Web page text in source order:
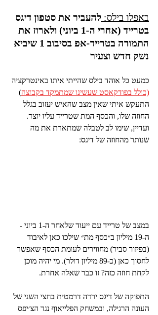
באפלו בילס: להעביר את סטפון דיגס
בטרייד (אחרי ה-1 ביוני) ולארוז את
התמורה בטרייד-אפ בסיבוב 1 שיביא
נשק חדש וצעיר
כמעט כל אוהד בילס שהייתי איתו באינטרקציה
(כולל בפודקאסט שעשינו שמתמקד בקבוצה)
התעקש איתי שאין מצב שהאיש יעזוב בגלל
החוזה שלו, והכסף המת שטרייד עליו יוצר.
ועדיין, שימו לב לטבלה שמתארת את מה
שנותר מהחוזה של דיגס:
במצב של טרייד עם ייעוד שלאחר ה-1 ביוני -
ה-19 מיליון ב״כסף מת״ שילכו כאן לאיבוד
(בפיזור סביר) מחווירים לעומת הכסף שאפשר
לחסוך כאן (כ-89 מיליון דולר). מי יהיה מוכן
לקחת חוזה כזה? זו כבר שאלה אחרת.
התפוקה של דיגס ירדה דרמטית בחצי השני של
העונה הרגילה, ובמשחק הפלייאוף נגד הצ׳יפס